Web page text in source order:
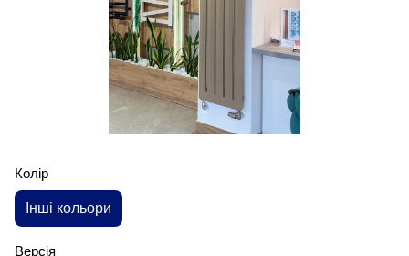
Колір
Інші кольори
Версія